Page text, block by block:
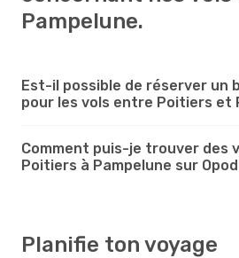
Pampelune.
Est-il possible de réserver un
pour les vols entre Poitiers et
Comment puis-je trouver des
Poitiers à Pampelune sur
Planifie ton voyage